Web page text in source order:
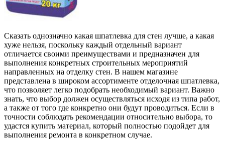
Сказать однозначно какая шпатлевка для стен лучше, а какая
хуже нельзя, поскольку каждый отдельный вариант
отличается своими преимуществами и предназначен для
выполнения конкретных строительных мероприятий
направленных на отделку стен. В нашем магазине
представлена в широком ассортименте отделочная шпатлевка,
что позволяет легко подобрать необходимый вариант. Важно
знать, что выбор должен осуществляться исходя из типа работ,
а также от того где конкретно они будут проводиться. Если в
точности соблюдать рекомендации относительно выбора, то
удастся купить материал, который полностью подойдет для
выполнения ремонта в конкретном случае.